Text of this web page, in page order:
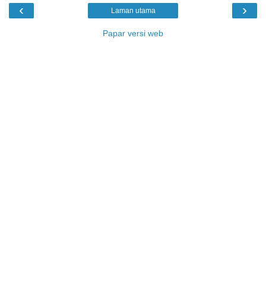
‹ ›
Laman utama
Papar versi web